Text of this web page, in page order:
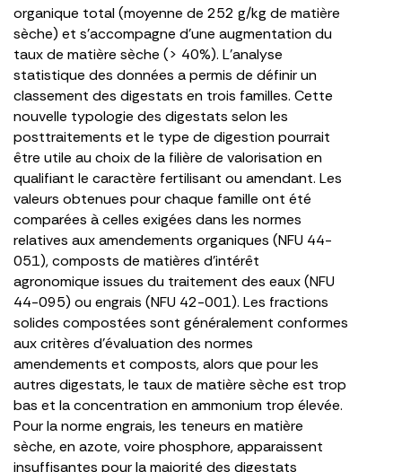
organique total (moyenne de 252 g/kg de matière
sèche) et s’accompagne d’une augmentation du
taux de matière sèche (> 40%). L’analyse
statistique des données a permis de définir un
classement des digestats en trois familles. Cette
nouvelle typologie des digestats selon les
posttraitements et le type de digestion pourrait
être utile au choix de la filière de valorisation en
qualifiant le caractère fertilisant ou amendant. Les
valeurs obtenues pour chaque famille ont été
comparées à celles exigées dans les normes
relatives aux amendements organiques (NFU 44-
051), composts de matières d’intérêt
agronomique issues du traitement des eaux (NFU
44-095) ou engrais (NFU 42-001). Les fractions
solides compostées sont généralement conformes
aux critères d’évaluation des normes
amendements et composts, alors que pour les
autres digestats, le taux de matière sèche est trop
bas et la concentration en ammonium trop élevée.
Pour la norme engrais, les teneurs en matière
sèche, en azote, voire phosphore, apparaissent
insuffisantes pour la majorité des digestats